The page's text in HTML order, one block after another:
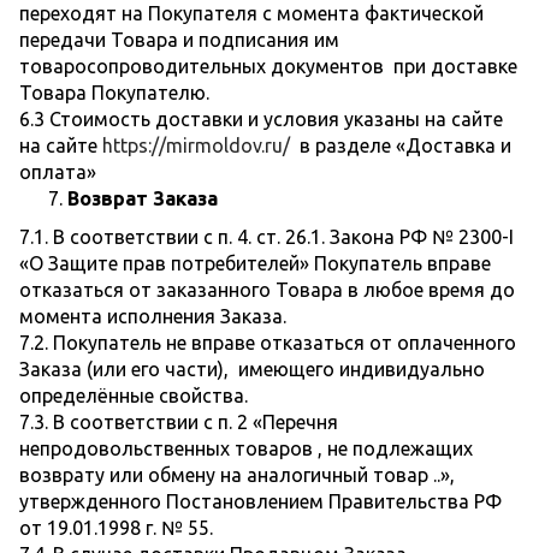
переходят на Покупателя с момента фактической
передачи Товара и подписания им
товаросопроводительных документов при доставке
Товара Покупателю.
6.3 Стоимость доставки и условия указаны на сайте
на сайте https://mirmoldov.ru/в разделе «Доставка и
оплата»
Возврат Заказа
7.1. В соответствии с п. 4. ст. 26.1. Закона РФ № 2300-I
«О Защите прав потребителей» Покупатель вправе
отказаться от заказанного Товара в любое время до
момента исполнения Заказа.
7.2. Покупатель не вправе отказаться от оплаченного
Заказа (или его части), имеющего индивидуально
определённые свойства.
7.3. В соответствии с п. 2 «Перечня
непродовольственных товаров , не подлежащих
возврату или обмену на аналогичный товар ..»,
утвержденного Постановлением Правительства РФ
от 19.01.1998 г. № 55.